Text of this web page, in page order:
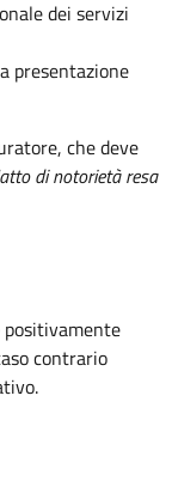
dei servizi
presentazione
che deve
di notorietà resa
contrario